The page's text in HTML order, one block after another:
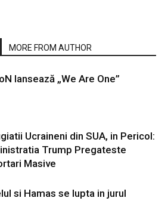
MORE FROM AUTHOR
lansează „We Are One”
Ucraineni din SUA, in Pericol:
Trump Pregateste
Masive
si Hamas se lupta in jurul